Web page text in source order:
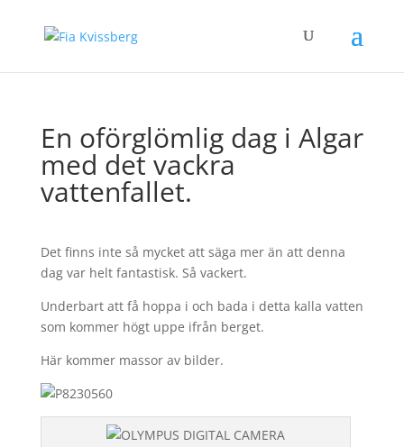
En oförglömlig dag i Algar
med det vackra
vattenfallet.
Det finns inte så mycket att säga mer än att denna
dag var helt fantastisk. Så vackert.
Underbart att få hoppa i och bada i detta kalla vatten
som kommer högt uppe ifrån berget.
Här kommer massor av bilder.